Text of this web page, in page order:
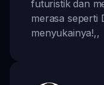
futuristik dan
merasa seperti
menyukainya!,,